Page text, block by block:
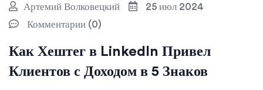
Артемий Волковецкий
25 июл 2024
Комментарии (0)
Как Хештег в LinkedIn Привел
Клиентов с Доходом в 5 Знаков